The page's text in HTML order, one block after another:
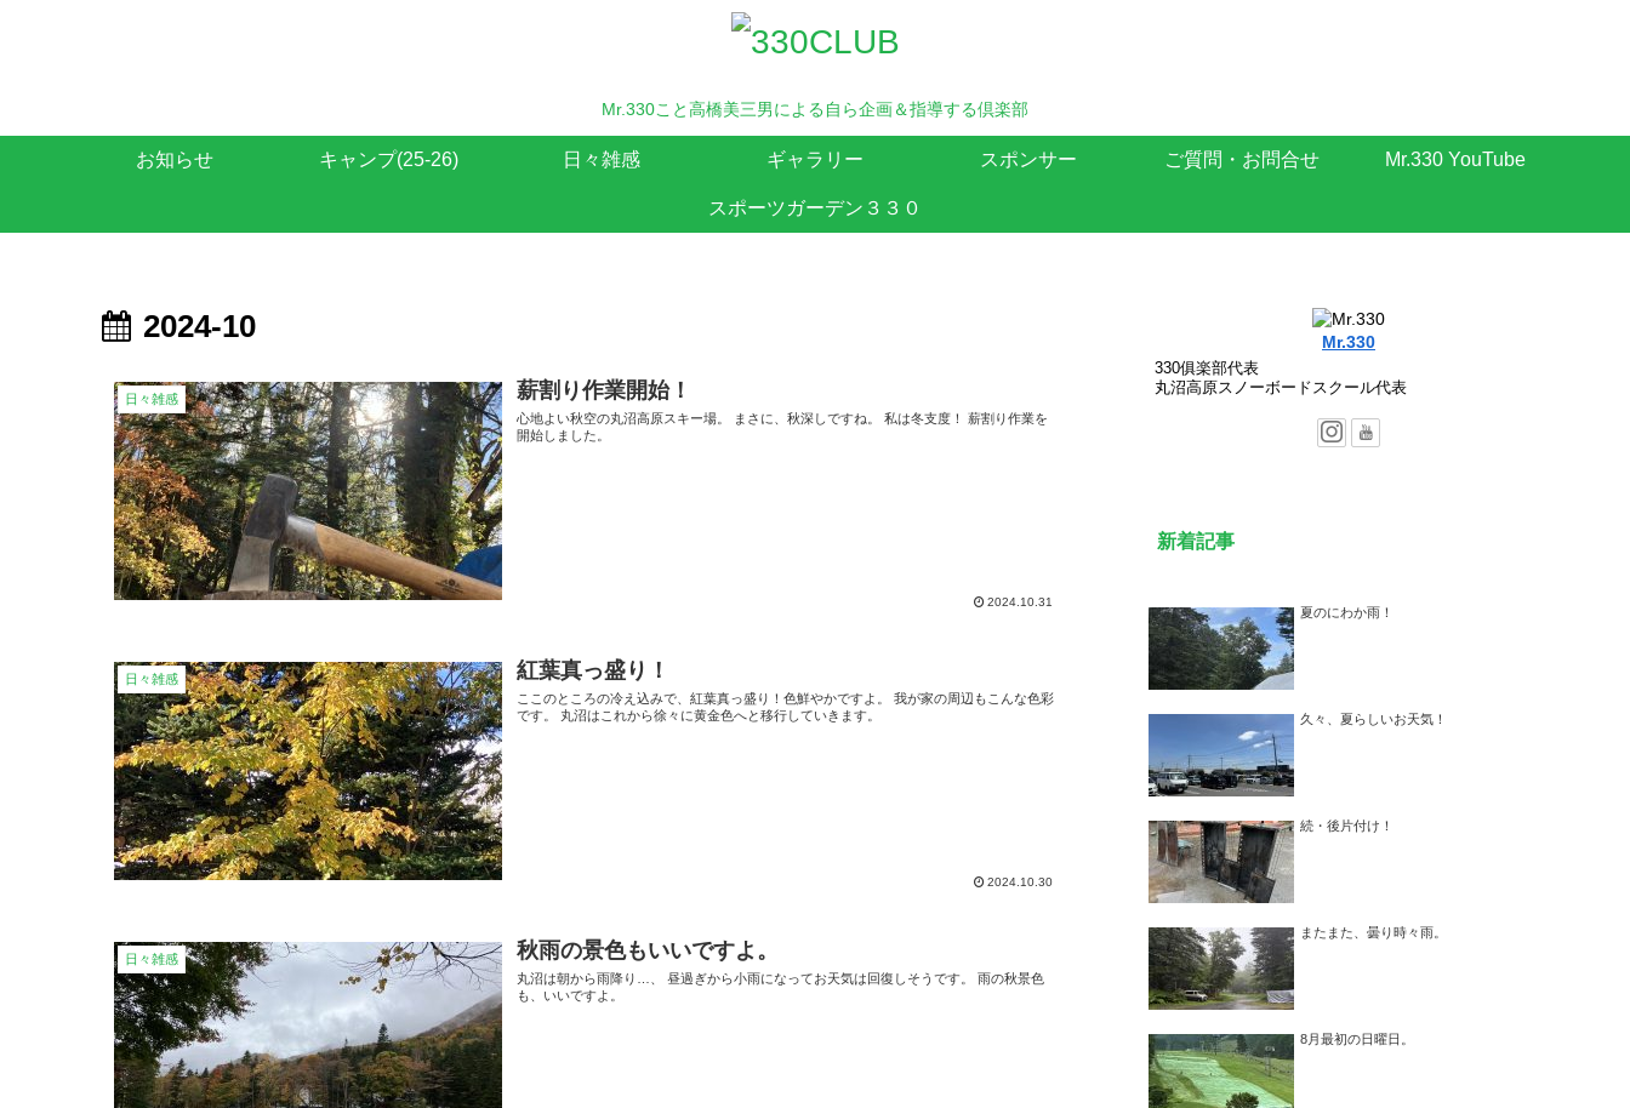
Mr.330こと高橋美三男による自ら企画＆指導する倶楽部
お知らせ キャンプ(25-26) 日々雑感 ギャラリー スポンサー ご質問・お問合せ Mr.330 YouTube
スポーツガーデン３３０
2024-10
日々雑感 薪割り作業開始！
心地よい秋空の丸沼高原スキー場。 まさに、秋深しですね。 私は冬支度！ 薪割り作業を
開始しました。
2024.10.31
日々雑感 紅葉真っ盛り！
ここのところの冷え込みで、紅葉真っ盛り！色鮮やかですよ。 我が家の周辺もこんな色彩
です。 丸沼はこれから徐々に黄金色へと移行していきます。
2024.10.30
日々雑感 秋雨の景色もいいですよ。
丸沼は朝から雨降り…、 昼過ぎから小雨になってお天気は回復しそうです。 雨の秋景色
も、いいですよ。
Mr.330
330俱楽部代表
丸沼高原スノーボードスクール代表
新着記事
夏のにわか雨！
久々、夏らしいお天気！
続・後片付け！
またまた、曇り時々雨。
8月最初の日曜日。